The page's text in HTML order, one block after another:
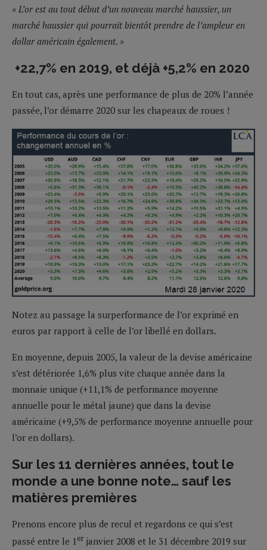
« L’or est au tout début d’un nouveau marché haussier, un
marché haussier qui pourrait bientôt prendre de l’ampleur en
dollar américain également. »
+22,7% en 2019, et déjà +5,2% en 2020
En tout cas, après une performance de plus de 20% l’année
passée, l’or démarre 2020 sur les chapeaux de roues !
Notez au passage la surperformance de l’or exprimé en
euros par rapport à celle de l’or libellé en dollars.
En moyenne, depuis 2005, la valeur de la devise américaine
s’est détériorée 1,6% plus vite chaque année dans la
monnaie unique (+11,1% de performance moyenne
annuelle pour le métal jaune) que dans la devise
américaine (+9,5% de performance moyenne annuelle pour
l’or en dollars).
Sur les 11 dernières années, tout le
monde a une bonne note… sauf les
matières premières
Prenons encore plus de recul et regardons ce qui s’est
passé entre le 1 erjanvier 2008 et le 31 décembre 2019 sur